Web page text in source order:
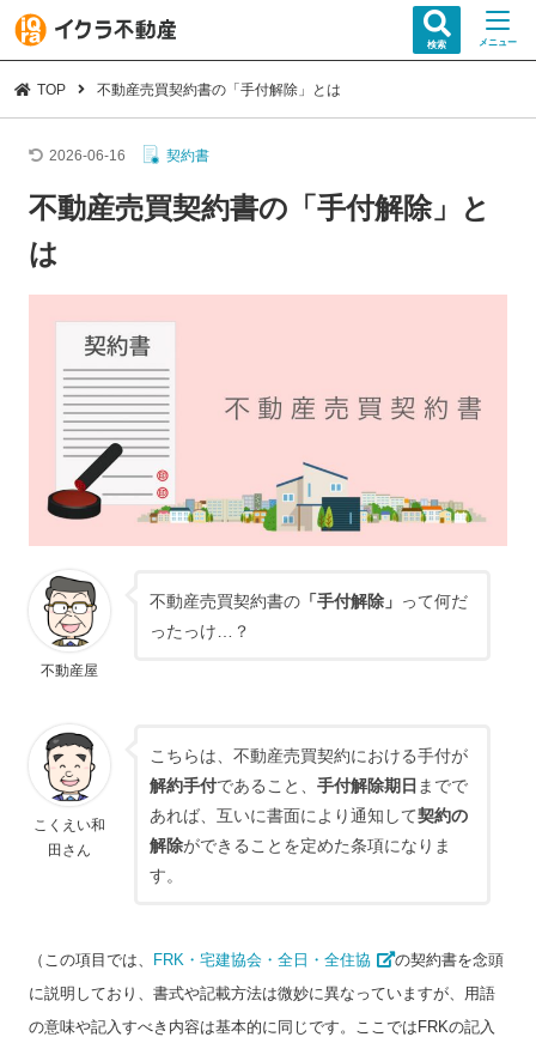
検索 メニュー
TOP 不動産売買契約書の「手付解除」とは
2026-06-16 契約書
不動産売買契約書の「手付解除」と
は
不動産屋
不動産売買契約書の「手付解除」 って何だ
ったっけ…？
こくえい和
田さん
こちらは、不動産売買契約における手付が
解約手付であること、 手付解除期日 までで
あれば、互いに書面により通知して契約の
解除ができることを定めた条項になりま
す。
（この項目では、 FRK・宅建協会・全日・全住協
の契約書を念頭
に説明しており、書式や記載方法は微妙に異なっていますが、用語
の意味や記入すべき内容は基本的に同じです。ここではFRKの記入